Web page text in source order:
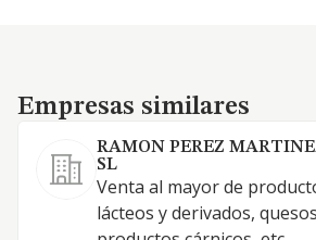
Empresas similares
Empresas similares
RAMON PEREZ
SL
Venta al mayor de
lácteos y derivados,